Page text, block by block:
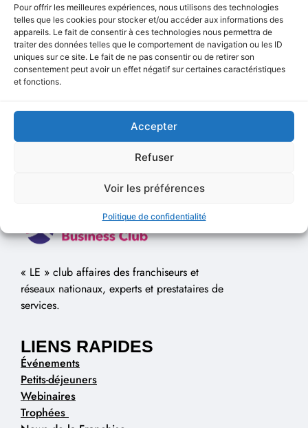
Pour offrir les meilleures expériences, nous utilisons des technologies
telles que les cookies pour stocker et/ou accéder aux informations des
appareils. Le fait de consentir à ces technologies nous permettra de
traiter des données telles que le comportement de navigation ou les ID
uniques sur ce site. Le fait de ne pas consentir ou de retirer son
consentement peut avoir un effet négatif sur certaines caractéristiques
et fonctions.
Accepter
Refuser
Voir les préférences
Politique de confidentialité
Vidéo de Présentation
Aucune vidéo disponible.
« LE » club affaires des franchiseurs et
réseaux nationaux, experts et prestataires de
services.
LIENS RAPIDES
Événements
Petits-déjeuners
Webinaires
Trophées